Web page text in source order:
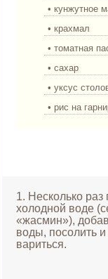
• кунжутное
• крахмал
• томатная
• сахар
• уксус
• рис на
1. Несколько
холодной воде
«жасмин»),
воды, посолить и
вариться.